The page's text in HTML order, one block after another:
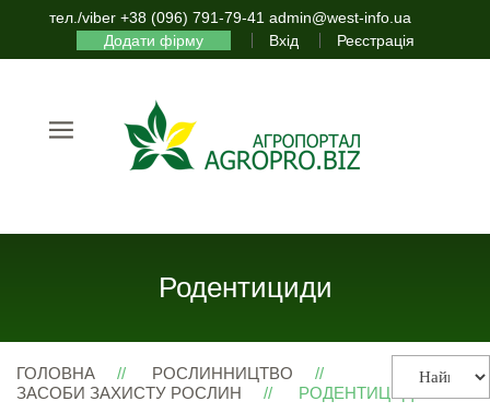
тел./viber +38 (096) 791-79-41 admin@west-info.ua
Додати фірму
Вхід Реєстрація
Родентициди
ГОЛОВНА
РОСЛИННИЦТВО
ЗАСОБИ ЗАХИСТУ РОСЛИН
РОДЕНТИЦИДИ